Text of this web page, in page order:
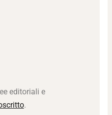
editoriali e
.